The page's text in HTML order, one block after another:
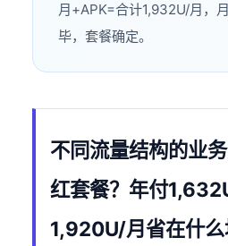
月+APK=合计1,932U/月，
毕，套餐确定。
不同流量结构的业
红套餐？年付
1,920U/月省在什么